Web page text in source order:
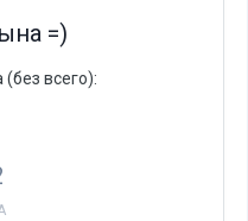
=)
(без всего):